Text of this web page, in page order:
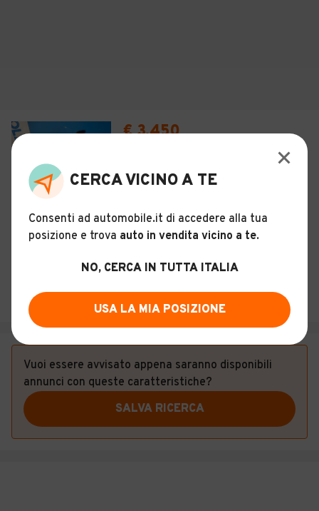
12
€ 3.450
Usato 2019 15.400 km 400 cc Benzina
Seregno (MB)
Vuoi essere avvisato appena saranno disponibili
annunci con queste caratteristiche?
SALVA RICERCA
CERCA VICINO A TE
Consenti ad automobile.it di accedere alla tua
posizione e trova auto in vendita vicino a te.
NO, CERCA IN TUTTA ITALIA
USA LA MIA POSIZIONE